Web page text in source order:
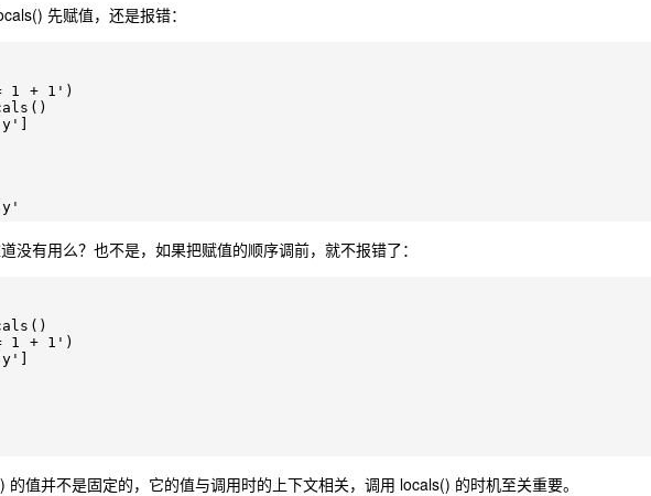
先赋值，还是报错：
没有用么？也不是，如果把赋值的顺序调前，就不报错了：
的值并不是固定的，它的值与调用时的上下文相关，调用 locals() 的时机至关重要。